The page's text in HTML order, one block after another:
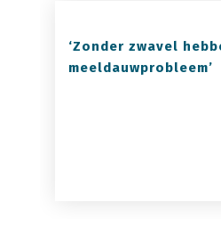
‘Zonder zwavel
meeldauwprobleem’